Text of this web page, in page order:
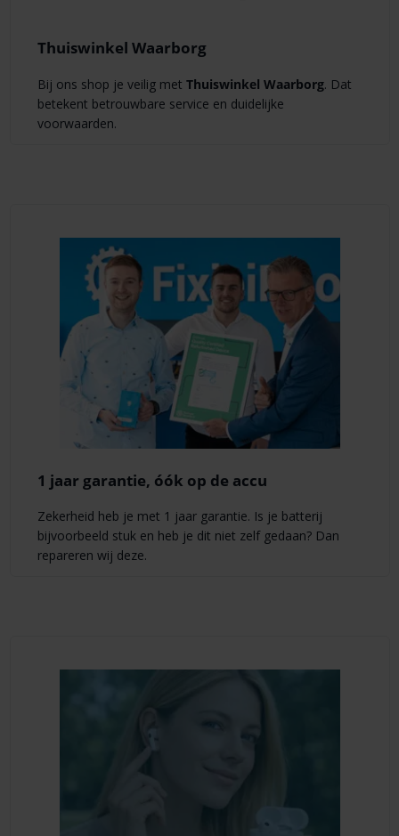
Thuiswinkel Waarborg
Bij ons shop je veilig met Thuiswinkel Waarborg. Dat
betekent betrouwbare service en duidelijke
voorwaarden.
1 jaar garantie, óók op de accu
Zekerheid heb je met 1 jaar garantie. Is je batterij
bijvoorbeeld stuk en heb je dit niet zelf gedaan? Dan
repareren wij deze.